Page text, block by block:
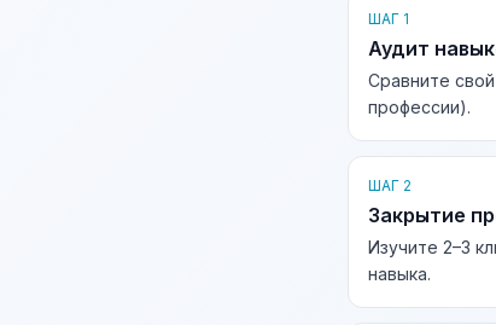
ШАГ 1
Аудит
Сравните
профессии).
ШАГ 2
Закрытие
Изучите 2–3
навыка.